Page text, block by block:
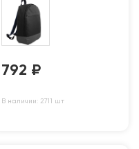
792 ₽
В наличии: 2711 шт